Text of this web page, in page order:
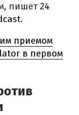
пишет24
.
приемом
в первом